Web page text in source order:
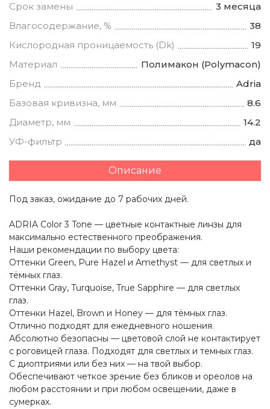
Срок замены
3 месяца
Влагосодержание, %
38
Кислородная проницаемость (Dk)
19
Материал
Полимакон (Polymacon)
Бренд
Adria
Базовая кривизна, мм
8.6
Диаметр, мм
14.2
УФ-фильтр
да
Описание
Под заказ, ожидание до 7 рабочих дней.
ADRIA Сolor 3 Tone — цветные контактные линзы для
максимально естественного преображения.
Наши рекомендации по выбору цвета:
Оттенки Green, Pure Hazel и Amethyst — для светлых и
тёмных глаз.
Оттенки Gray, Turquoise, True Sapphire — для светлых
глаз.
Оттенки Hazel, Brown и Honey — для тёмных глаз.
Отлично подходят для ежедневного ношения.
Абсолютно безопасны — цветовой слой не контактирует
с роговицей глаза. Подходят для светлых и темных глаз.
С диоптриями или без них — на твой выбор.
Обеспечивают четкое зрение без бликов и ореолов на
любом расстоянии и при любом освещении, даже в
сумерках.